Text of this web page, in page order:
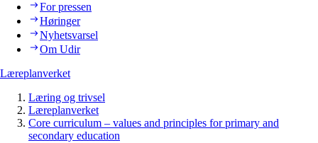
For pressen
Høringer
Nyhetsvarsel
Om Udir
Læreplanverket
Læring og trivsel
Læreplanverket
Core curriculum – values and principles for primary and
secondary education